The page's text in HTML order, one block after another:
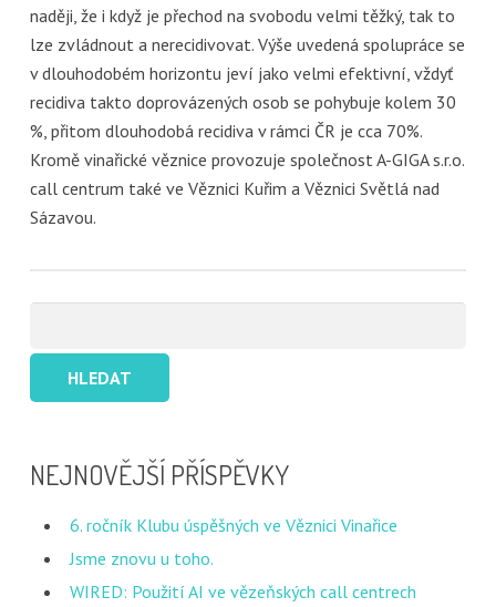
naději, že i když je přechod na svobodu velmi těžký, tak to
lze zvládnout a nerecidivovat. Výše uvedená spolupráce se
v dlouhodobém horizontu jeví jako velmi efektivní, vždyť
recidiva takto doprovázených osob se pohybuje kolem 30
%, přitom dlouhodobá recidiva v rámci ČR je cca 70%.
Kromě vinařické věznice provozuje společnost A-GIGA s.r.o.
call centrum také ve Věznici Kuřim a Věznici Světlá nad
Sázavou.
NEJNOVĚJŠÍ PŘÍSPĚVKY
6. ročník Klubu úspěšných ve Věznici Vinařice
Jsme znovu u toho.
WIRED: Použití AI ve vězeňských call centrech